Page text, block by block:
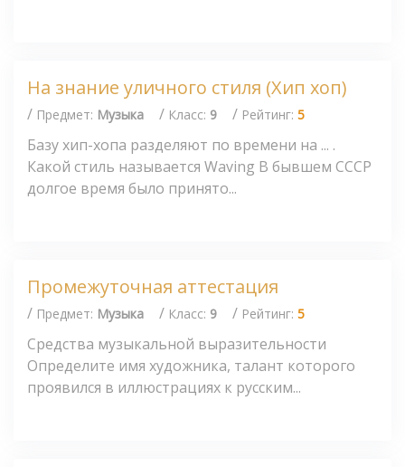
На знание уличного стиля (Хип хоп)
/ Предмет: Музыка / Класс: 9 / Рейтинг: 5
Базу хип-хопа разделяют по времени на ... .
Какой стиль называется Waving В бывшем СССР
долгое время было принято...
Промежуточная аттестация
/ Предмет: Музыка / Класс: 9 / Рейтинг: 5
Средства музыкальной выразительности
Определите имя художника, талант которого
проявился в иллюстрациях к русским...